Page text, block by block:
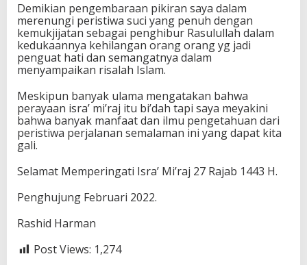
Demikian pengembaraan pikiran saya dalam
merenungi peristiwa suci yang penuh dengan
kemukjijatan sebagai penghibur Rasulullah dalam
kedukaannya kehilangan orang orang yg jadi
penguat hati dan semangatnya dalam
menyampaikan risalah Islam.
Meskipun banyak ulama mengatakan bahwa
perayaan isra’ mi’raj itu bi’dah tapi saya meyakini
bahwa banyak manfaat dan ilmu pengetahuan dari
peristiwa perjalanan semalaman ini yang dapat kita
gali.
Selamat Memperingati Isra’ Mi’raj 27 Rajab 1443 H.
Penghujung Februari 2022.
Rashid Harman
Post Views: 1,274